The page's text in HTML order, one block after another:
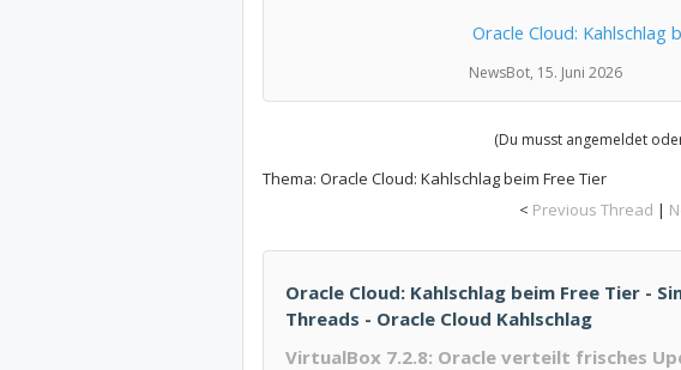
Oracle Cloud: Kahlschlag
NewsBot, 15. Juni 2026
(Du musst angemeldet
Thema: Oracle Cloud: Kahlschlag beim Free Tier
< Previous Thread |
Oracle Cloud: Kahlschlag beim Free Tier -
Threads - Oracle Cloud Kahlschlag
VirtualBox 7.2.8: Oracle verteilt frisches